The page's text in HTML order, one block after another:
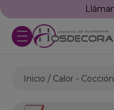
25 59 91
Inicio Calor - Cocción